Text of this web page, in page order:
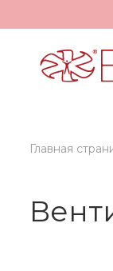
Главная